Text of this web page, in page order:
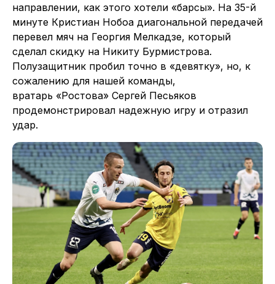
направлении, как этого хотели «барсы». На 35-й
минуте Кристиан Нобоа диагональной передачей
перевел мяч на Георгия Мелкадзе, который
сделал скидку на Никиту Бурмистрова.
Полузащитник пробил точно в «девятку», но, к
сожалению для нашей команды,
вратарь «Ростова» Сергей Песьяков
продемонстрировал надежную игру и отразил
удар.